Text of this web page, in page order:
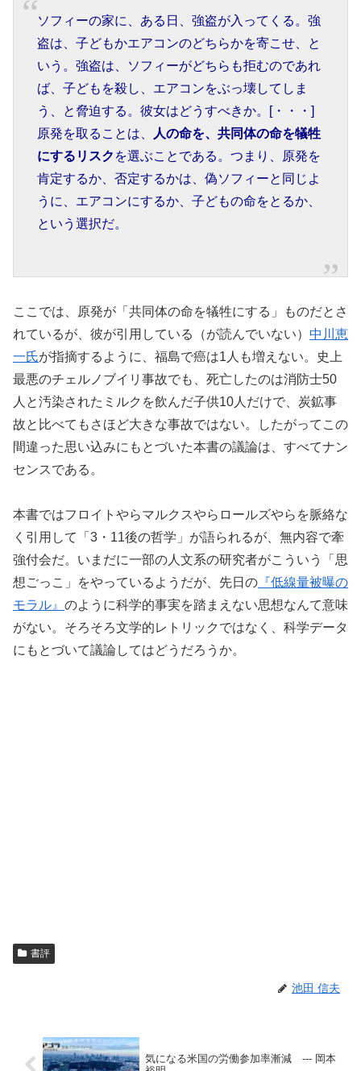
ソフィーの家に、ある日、強盗が入ってくる。強
盗は、子どもかエアコンのどちらかを寄こせ、と
いう。強盗は、ソフィーがどちらも拒むのであれ
ば、子どもを殺し、エアコンをぶっ壊してしま
う、と脅迫する。彼女はどうすべきか。[・・・]
原発を取ることは、
人の命を、共同体の命を犠牲
にするリスク を選ぶことである。つまり、原発を
肯定するか、否定するかは、偽ソフィーと同じよ
うに、エアコンにするか、子どもの命をとるか、
という選択だ。
ここでは、原発が「共同体の命を犠牲にする」ものだとさ
れているが、彼が引用している（が読んでいない） 中川恵
一氏が指摘するように、福島で癌は1人も増えない。史上
最悪のチェルノブイリ事故でも、死亡したのは消防士50
人と汚染されたミルクを飲んだ子供10人だけで、炭鉱事
故と比べてもさほど大きな事故ではない。したがってこの
間違った思い込みにもとづいた本書の議論は、すべてナン
センスである。
本書ではフロイトやらマルクスやらロールズやらを脈絡な
く引用して「3・11後の哲学」が語られるが、無内容で牽
強付会だ。いまだに一部の人文系の研究者がこういう「思
想ごっこ」をやっているようだが、先日の 『低線量被曝の
モラル』 のように科学的事実を踏まえない思想なんて意味
がない。そろそろ文学的レトリックではなく、科学データ
にもとづいて議論してはどうだろうか。
書評
池田 信夫
気になる米国の労働参加率漸減 --- 岡本